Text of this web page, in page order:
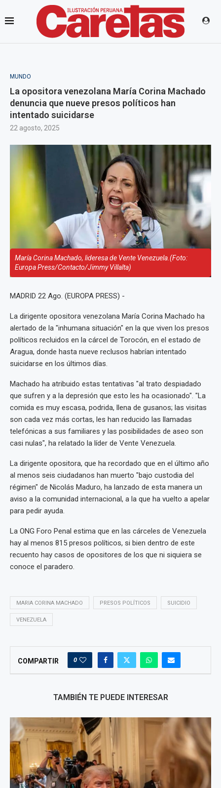
MUNDO
La opositora venezolana María Corina Machado
denuncia que nueve presos políticos han
intentado suicidarse
22 agosto, 2025
María Corina Machado, lideresa de Vente Venezuela.(Foto:
Europa Press/Contacto/Jimmy Villalta)
MADRID 22 Ago. (EUROPA PRESS) -
La dirigente opositora venezolana María Corina Machado ha
alertado de la "inhumana situación" en la que viven los presos
políticos recluidos en la cárcel de Torocón, en el estado de
Aragua, donde hasta nueve reclusos habrían intentado
suicidarse en los últimos días.
Machado ha atribuido estas tentativas "al trato despiadado
que sufren y a la depresión que esto les ha ocasionado". "La
comida es muy escasa, podrida, llena de gusanos; las visitas
son cada vez más cortas, les han reducido las llamadas
telefónicas a sus familiares y las posibilidades de aseo son
casi nulas", ha relatado la líder de Vente Venezuela.
La dirigente opositora, que ha recordado que en el último año
al menos seis ciudadanos han muerto "bajo custodia del
régimen" de Nicolás Maduro, ha lanzado de esta manera un
aviso a la comunidad internacional, a la que ha vuelto a apelar
para pedir ayuda.
La ONG Foro Penal estima que en las cárceles de Venezuela
hay al menos 815 presos políticos, si bien dentro de este
recuento hay casos de opositores de los que ni siquiera se
conoce el paradero.
MARIA CORINA MACHADO PRESOS POLÍTICOS SUICIDIO
VENEZUELA
COMPARTIR 0
TAMBIÉN TE PUEDE INTERESAR